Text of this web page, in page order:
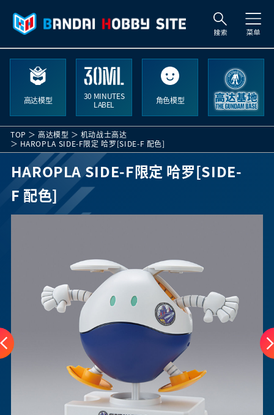
高达模型
30 MINUTES
LABEL
角色模型
TOP 高达模型
机动战士高达
HAROPLA SIDE-F限定 哈罗[SIDE-F 配色]
HAROPLA SIDE-F限定 哈罗[SIDE-
F 配色]